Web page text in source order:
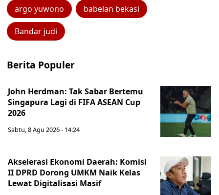
argo yuwono babelan bekasi
Bandar judi
Berita Populer
John Herdman: Tak Sabar Bertemu
Singapura Lagi di FIFA ASEAN Cup
2026
Sabtu, 8 Agu 2026 - 14:24
Akselerasi Ekonomi Daerah: Komisi
II DPRD Dorong UMKM Naik Kelas
Lewat Digitalisasi Masif